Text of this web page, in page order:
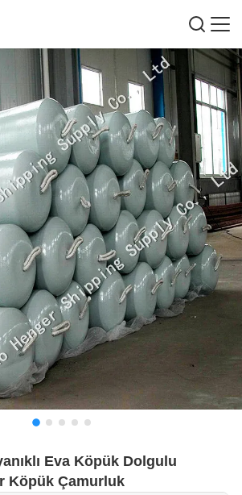
Eva Köpük Dolgulu
Köpük Çamurluk